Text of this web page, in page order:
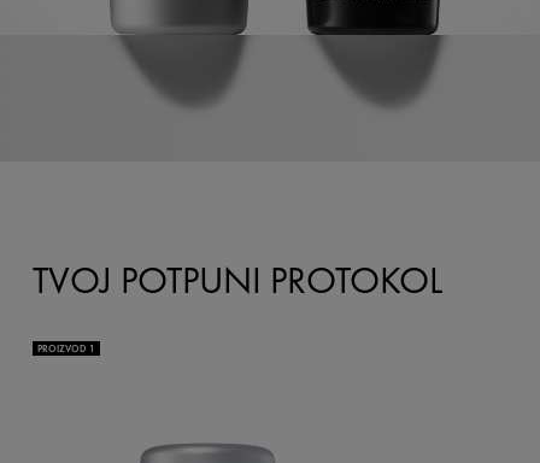
TVOJ POTPUNI PROTOKOL
PROIZVOD 1